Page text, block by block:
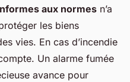
aux normes n’a
les biens
vies. En cas d’incendie
Un alarme fumée
avance pour